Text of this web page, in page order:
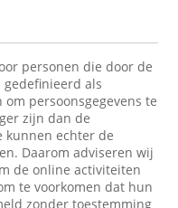
personen die door de
als
persoonsgegevens te
zijn dan de
kunnen echter de
Daarom adviseren wij
de online activiteiten
te voorkomen dat hun
zonder toestemming